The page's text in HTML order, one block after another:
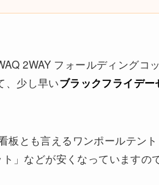
2WAY フォールディングコ
、少し早いブラックフライデー
板とも言えるワンポールテン
」などが安くなっていますの